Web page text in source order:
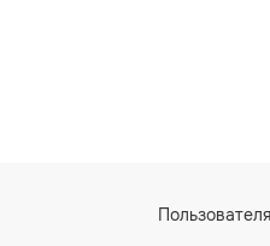
Прогрессивный рок